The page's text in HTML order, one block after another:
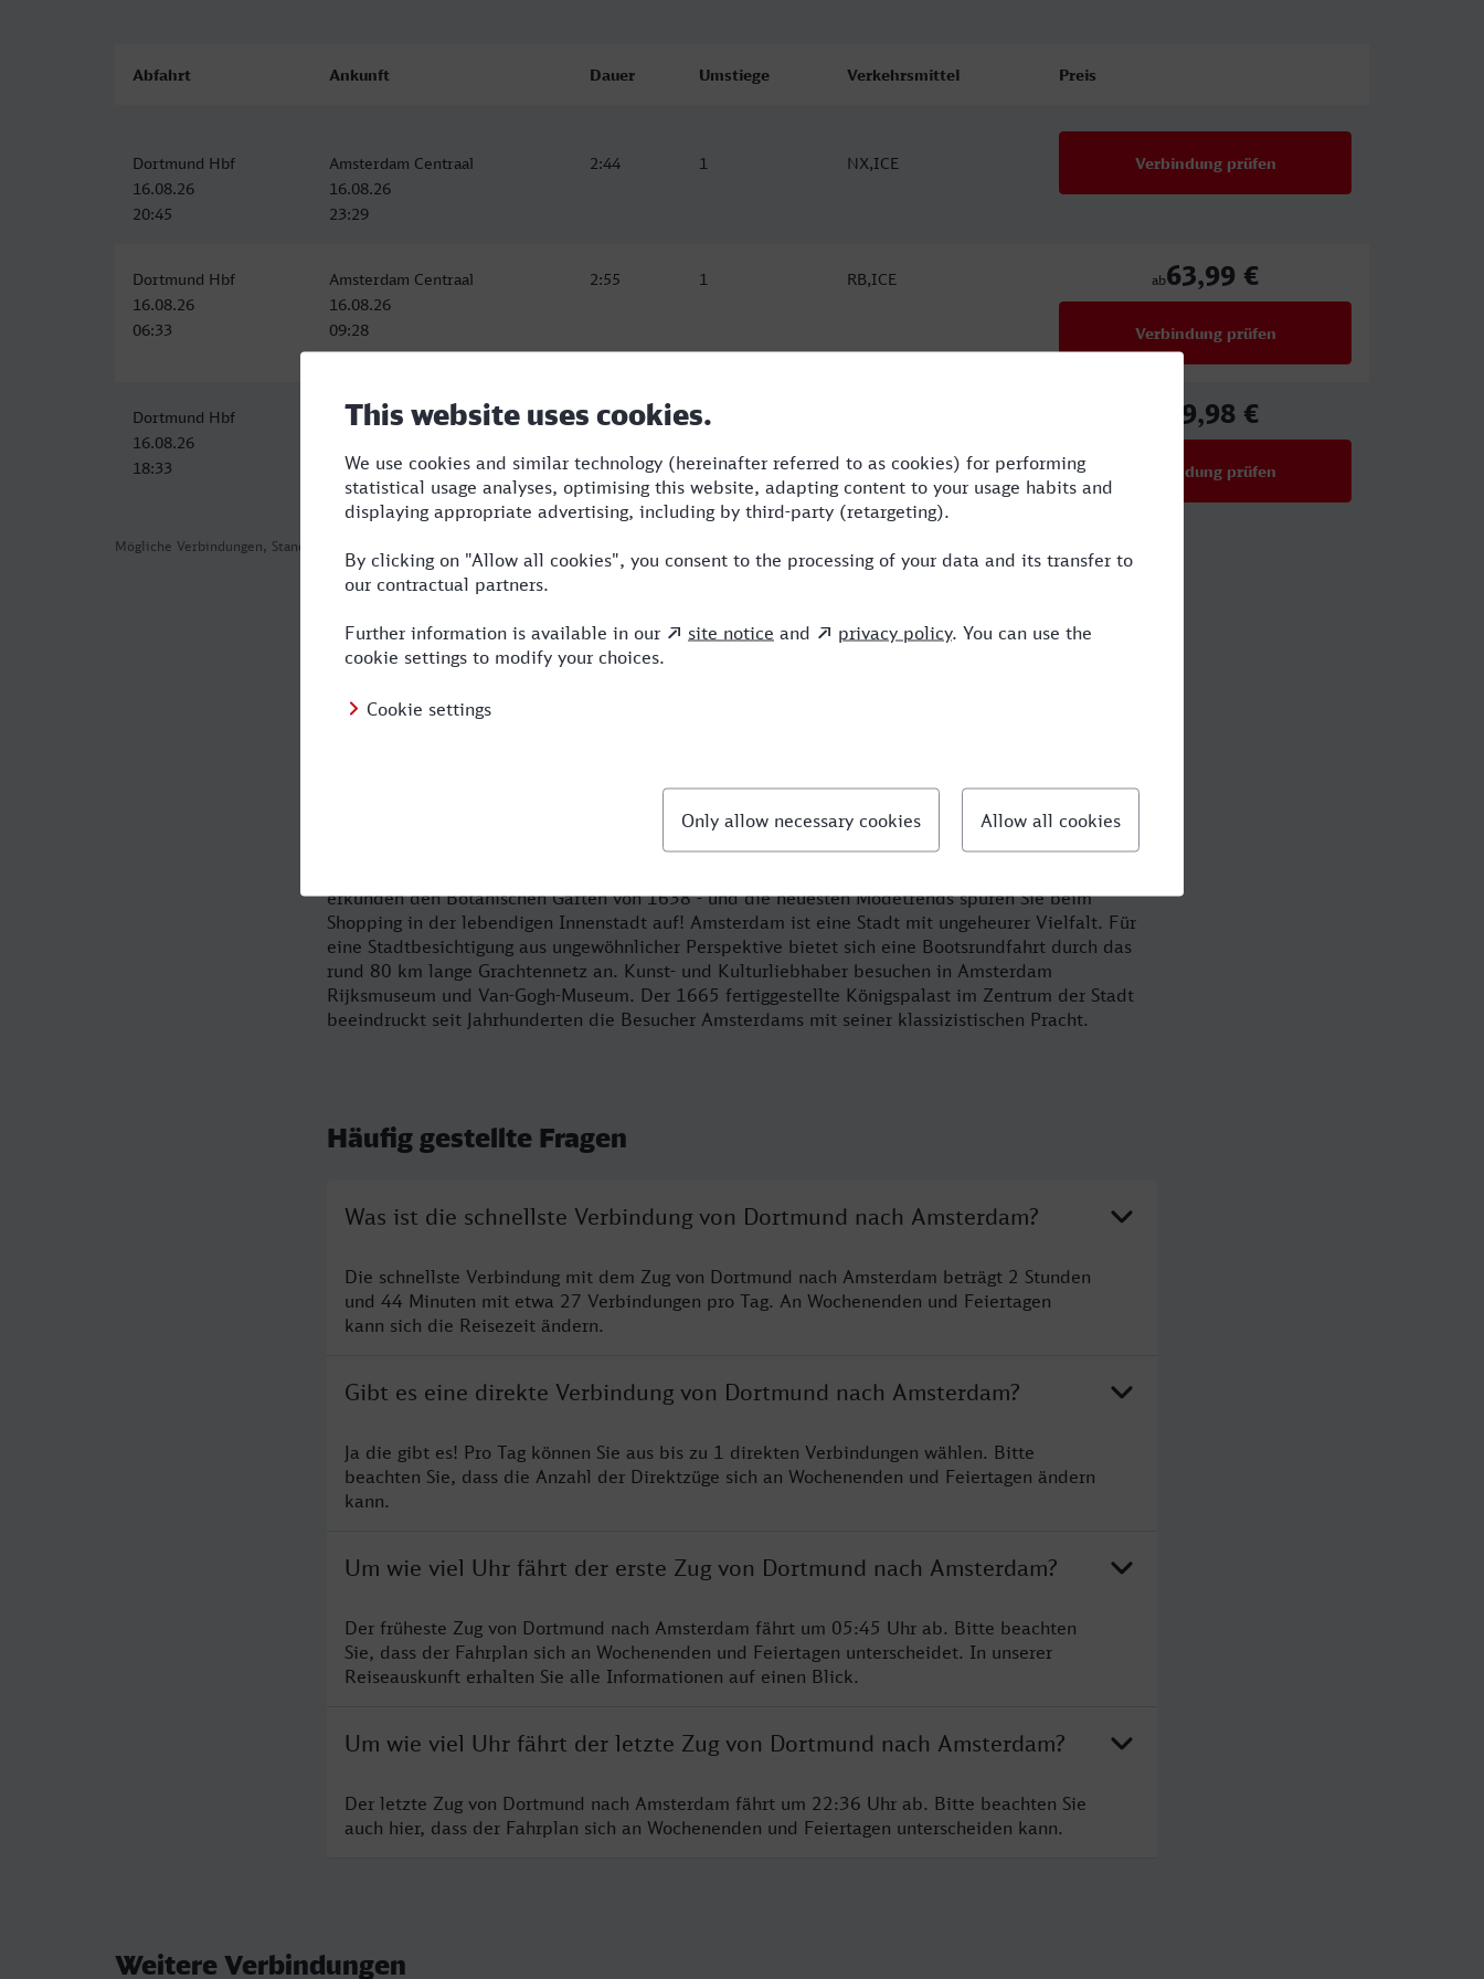
Mögliche Verbindungen, Stand: 2026-08-09 00:18
Abfahrt Ankunft Dauer Umstiege Verkehrsmittel Preis
Dortmund Hbf
16.08.26
20:45
Amsterdam Centraal
16.08.26
23:29
2:44 1 NX,ICE Verbindung prüfen
Dortmund Hbf
16.08.26
06:33
Amsterdam Centraal
16.08.26
09:28
2:55 1 RB,ICE ab63,99 €
Verbindung prüfen
Dortmund Hbf
16.08.26
18:33
Amsterdam Centraal
21:27
2:54 1 79,98 €
Verbindung prüfen
Bahn!
entdecken. Nicht nur Ihre Fahrkarte, auch Ihr Hotel und einen Mietwagen buchen Sie günstig und
schnell in unserem Online-Reiseportal. Die Hauptstadt der Niederlande hat Vieles zu bieten:
erkunden den Botanischen Garten von 1638 - und die neuesten Modetrends spüren Sie beim
Shopping in der lebendigen Innenstadt auf! Amsterdam ist eine Stadt mit ungeheurer Vielfalt. Für
eine Stadtbesichtigung aus ungewöhnlicher Perspektive bietet sich eine Bootsrundfahrt durch das
rund 80 km lange Grachtennetz an. Kunst- und Kulturliebhaber besuchen in Amsterdam
Rijksmuseum und Van-Gogh-Museum. Der 1665 fertiggestellte Königspalast im Zentrum der Stadt
beeindruckt seit Jahrhunderten die Besucher Amsterdams mit seiner klassizistischen Pracht.
Häufig gestellte Fragen
Was ist die schnellste Verbindung von Dortmund nach Amsterdam?
Die schnellste Verbindung mit dem Zug von Dortmund nach Amsterdam beträgt 2 Stunden
und 44 Minuten mit etwa 27 Verbindungen pro Tag. An Wochenenden und Feiertagen
kann sich die Reisezeit ändern.
Gibt es eine direkte Verbindung von Dortmund nach Amsterdam?
Ja die gibt es! Pro Tag können Sie aus bis zu 1 direkten Verbindungen wählen. Bitte
beachten Sie, dass die Anzahl der Direktzüge sich an Wochenenden und Feiertagen ändern
kann.
Um wie viel Uhr fährt der erste Zug von Dortmund nach Amsterdam?
Der früheste Zug von Dortmund nach Amsterdam fährt um 05:45 Uhr ab. Bitte beachten
Sie, dass der Fahrplan sich an Wochenenden und Feiertagen unterscheidet. In unserer
Reiseauskunft erhalten Sie alle Informationen auf einen Blick.
Um wie viel Uhr fährt der letzte Zug von Dortmund nach Amsterdam?
Der letzte Zug von Dortmund nach Amsterdam fährt um 22:36 Uhr ab. Bitte beachten Sie
auch hier, dass der Fahrplan sich an Wochenenden und Feiertagen unterscheiden kann.
Weitere Verbindungen